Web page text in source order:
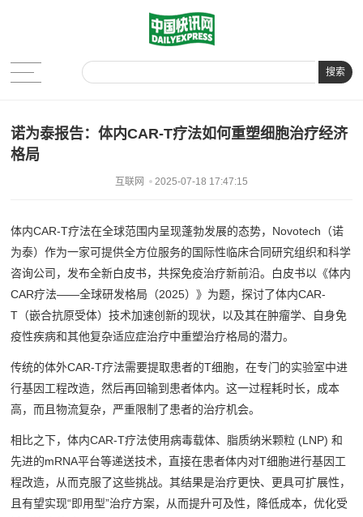
搜索
诺为泰报告：体内CAR-T疗法如何重塑细胞治疗经济
格局
互联网 2025-07-18 17:47:15
体内CAR-T疗法在全球范围内呈现蓬勃发展的态势，Novotech（诺
为泰）作为一家可提供全方位服务的国际性临床合同研究组织和科学
咨询公司，发布全新白皮书，共探免疫治疗新前沿。白皮书以《体内
CAR疗法——全球研发格局（2025）》为题，探讨了体内CAR-
T（嵌合抗原受体）技术加速创新的现状，以及其在肿瘤学、自身免
疫性疾病和其他复杂适应症治疗中重塑治疗格局的潜力。
传统的体外CAR-T疗法需要提取患者的T细胞，在专门的实验室中进
行基因工程改造，然后再回输到患者体内。这一过程耗时长，成本
高，而且物流复杂，严重限制了患者的治疗机会。
相比之下，体内CAR-T疗法使用病毒载体、脂质纳米颗粒 (LNP) 和
先进的mRNA平台等递送技术，直接在患者体内对T细胞进行基因工
程改造，从而克服了这些挑战。其结果是治疗更快、更具可扩展性，
且有望实现“即用型”治疗方案，从而提升可及性，降低成本，优化受